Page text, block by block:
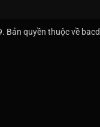
Bản quyền thuộc về